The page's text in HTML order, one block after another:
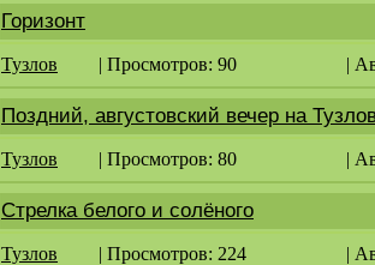
Горизонт
Тузлов | Просмотров: 90 |
Поздний, августовский вечер на
Тузлов | Просмотров: 80 |
Стрелка белого и солёного
Тузлов | Просмотров: 224 |